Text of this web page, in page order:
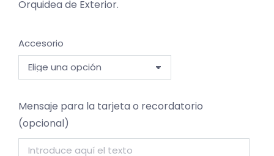
Orquidea de Exterior.
Accesorio
Mensaje para la tarjeta o recordatorio
(opcional)